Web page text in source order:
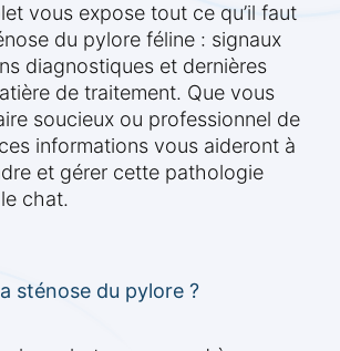
vous expose tout ce qu’il faut
du pylore féline : signaux
diagnostiques et dernières
de traitement. Que vous
soucieux ou professionnel de
informations vous aideront à
et gérer cette pathologie
chat.
sténose du pylore ?